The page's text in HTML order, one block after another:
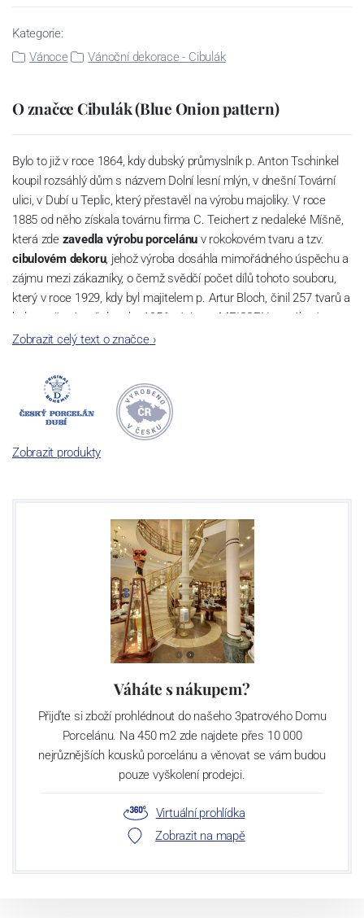
Kategorie:
Vánoce
Vánoční dekorace - Cibulák
O značce Cibulák (Blue Onion pattern)
Bylo to již v roce 1864, kdy dubský průmyslník p. Anton Tschinkel
koupil rozsáhlý dům s názvem Dolní lesní mlýn, v dnešní Tovární
ulici, v Dubí u Teplic, který přestavěl na výrobu majoliky. V roce
1885 od něho získala továrnu firma C. Teichert z nedaleké Míšně,
která zde zavedla výrobu porcelánu v rokokovém tvaru a tzv.
cibulovém dekoru, jehož výroba dosáhla mimořádného úspěchu a
zájmu mezi zákazníky, o čemž svědčí počet dílů tohoto souboru,
který v roce 1929, kdy byl majitelem p. Artur Bloch, činil 257 tvarů a
byl označován až do roku 1956 nápisem MEISSEN v oválovém
rámečku.
počet jeho dílů v cibulovém provedení je 850 tvarů. Tyto výrobky
jsou garantovány Asociací sklářského a keramického průmyslu
České republiky jako „Český výrobek
Zobrazit celý text o značce›
Zobrazit produkty
Váháte s nákupem?
Přijďte si zboží prohlédnout do našeho 3patrového Domu
Porcelánu. Na 450 m2 zde najdete přes 10 000
nejrůznějších kousků porcelánu a věnovat se vám budou
pouze vyškolení prodejci.
Virtuální prohlídka
Zobrazit na mapě